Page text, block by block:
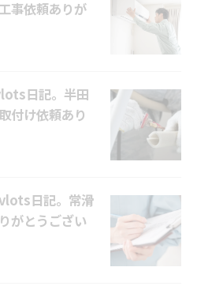
事依頼ありが
日記。半田
付け依頼あり
日記。常滑
がとうござい